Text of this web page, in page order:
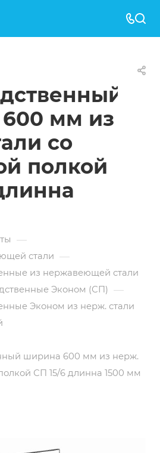
мм из
со
полкой
—
стали —
из нержавеющей стали
Эконом (СП) —
Эконом из нерж. стали
ширина 600 мм из нерж.
СП 15/6 длинна 1500 мм